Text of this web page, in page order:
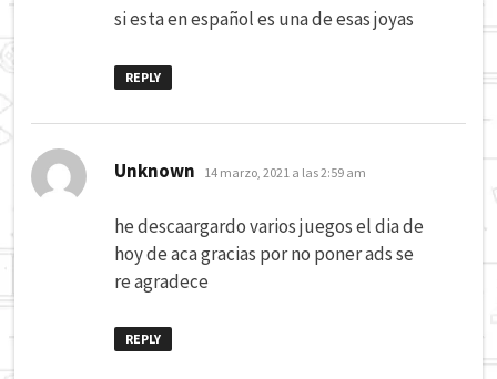
si esta en español es una de esas joyas
REPLY
Unknown dice:
14 marzo, 2021 a las 2:59 am
he descaargardo varios juegos el dia de
hoy de aca gracias por no poner ads se
re agradece
REPLY